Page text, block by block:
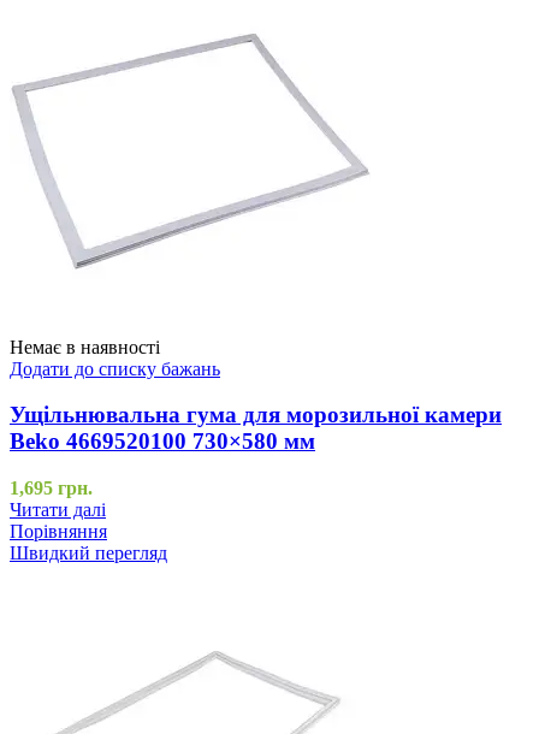
Немає в наявності
Додати до списку бажань
Ущільнювальна гума для морозильної камери
Beko 4669520100 730×580 мм
1,695 грн.
Читати далі
Порівняння
Швидкий перегляд